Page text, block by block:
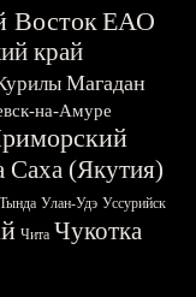
ВостокЕАО
край
Магадан
на-Амуре
Саха (Якутия)
Тында Улан-Удэ Уссурийск
Чита Чукотка